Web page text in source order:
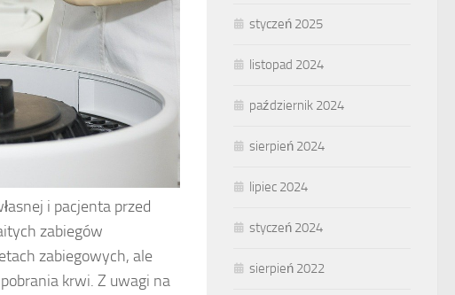
i pacjenta przed
zabiegów
zabiegowych, ale
krwi. Z uwagi na
styczeń 2025
listopad 2024
październik 2024
sierpień 2024
lipiec 2024
styczeń 2024
sierpień 2022